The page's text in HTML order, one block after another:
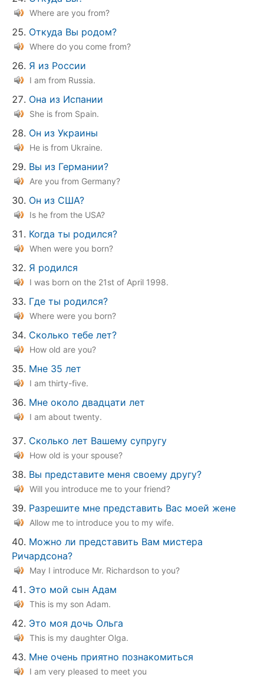
Where are you from?
Откуда Вы родом?
Where do you come from?
Я из России
I am from Russia.
Она из Испании
She is from Spain.
Он из Украины
He is from Ukraine.
Вы из Германии?
Are you from Germany?
Он из США?
Is he from the USA?
Когда ты родился?
When were you born?
Я родился
I was born on the 21st of April 1998.
Где ты родился?
Where were you born?
Сколько тебе лет?
How old are you?
Мне 35 лет
I am thirty-five.
Мне около двадцати лет
I am about twenty.
Сколько лет Вашему супругу
How old is your spouse?
Вы представите меня своему другу?
Will you introduce me to your friend?
Разрешите мне представить Вас моей жене
Allow me to introduce you to my wife.
Можно ли представить Вам мистера
Ричардсона?
May I introduce Mr. Richardson to you?
Это мой сын Адам
This is my son Adam.
Это моя дочь Ольга
This is my daughter Olga.
Мне очень приятно познакомиться
I am very pleased to meet you